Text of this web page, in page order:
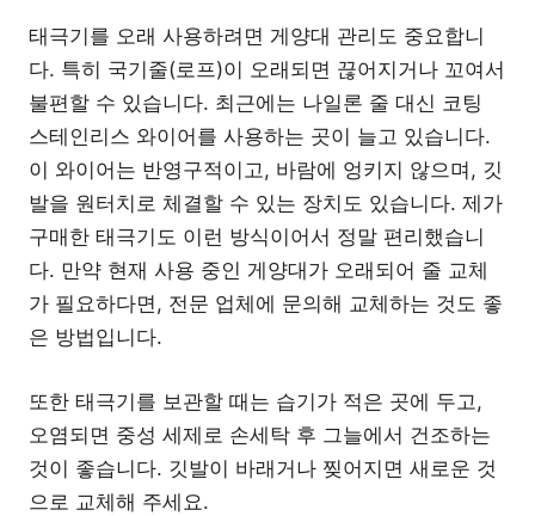
태극기를 오래 사용하려면 게양대 관리도 중요합니
다. 특히 국기줄(로프)이 오래되면 끊어지거나 꼬여서
불편할 수 있습니다. 최근에는 나일론 줄 대신 코팅
스테인리스 와이어를 사용하는 곳이 늘고 있습니다.
이 와이어는 반영구적이고, 바람에 엉키지 않으며, 깃
발을 원터치로 체결할 수 있는 장치도 있습니다. 제가
구매한 태극기도 이런 방식이어서 정말 편리했습니
다. 만약 현재 사용 중인 게양대가 오래되어 줄 교체
가 필요하다면, 전문 업체에 문의해 교체하는 것도 좋
은 방법입니다.
또한 태극기를 보관할 때는 습기가 적은 곳에 두고,
오염되면 중성 세제로 손세탁 후 그늘에서 건조하는
것이 좋습니다. 깃발이 바래거나 찢어지면 새로운 것
으로 교체해 주세요.